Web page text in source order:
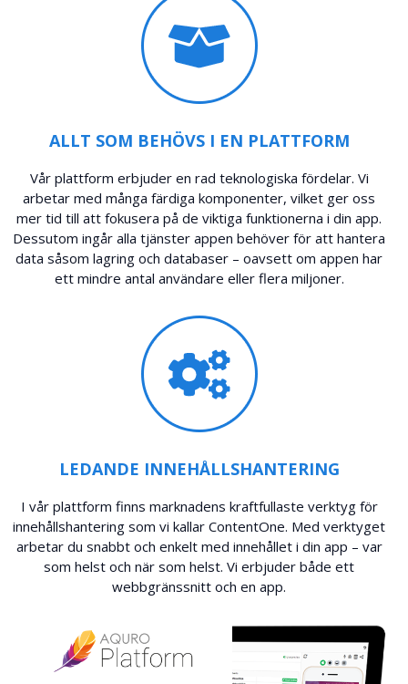
ALLT SOM BEHÖVS I EN PLATTFORM
Vår plattform erbjuder en rad teknologiska fördelar. Vi
arbetar med många färdiga komponenter, vilket ger oss
mer tid till att fokusera på de viktiga funktionerna i din app.
Dessutom ingår alla tjänster appen behöver för att hantera
data såsom lagring och databaser – oavsett om appen har
ett mindre antal användare eller flera miljoner.
LEDANDE INNEHÅLLSHANTERING
I vår plattform finns marknadens kraftfullaste verktyg för
innehållshantering som vi kallar ContentOne. Med verktyget
arbetar du snabbt och enkelt med innehållet i din app – var
som helst och när som helst. Vi erbjuder både ett
webbgränssnitt och en app.